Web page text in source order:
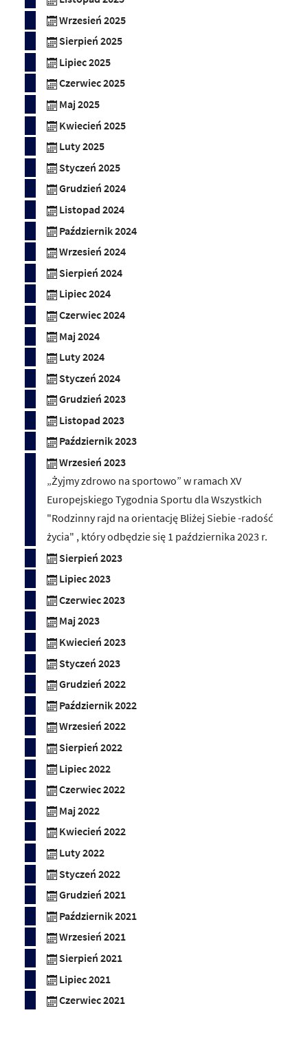
Wrzesień 2025
Sierpień 2025
Lipiec 2025
Czerwiec 2025
Maj 2025
Kwiecień 2025
Luty 2025
Styczeń 2025
Grudzień 2024
Listopad 2024
Październik 2024
Wrzesień 2024
Sierpień 2024
Lipiec 2024
Czerwiec 2024
Maj 2024
Luty 2024
Styczeń 2024
Grudzień 2023
Listopad 2023
Październik 2023
Wrzesień 2023
„Żyjmy zdrowo na sportowo” w ramach XV
Europejskiego Tygodnia Sportu dla Wszystkich
"Rodzinny rajd na orientację Bliżej Siebie -radość
życia" , który odbędzie się 1 października 2023 r.
Sierpień 2023
Lipiec 2023
Czerwiec 2023
Maj 2023
Kwiecień 2023
Styczeń 2023
Grudzień 2022
Październik 2022
Wrzesień 2022
Sierpień 2022
Lipiec 2022
Czerwiec 2022
Maj 2022
Kwiecień 2022
Luty 2022
Styczeń 2022
Grudzień 2021
Październik 2021
Wrzesień 2021
Sierpień 2021
Lipiec 2021
Czerwiec 2021